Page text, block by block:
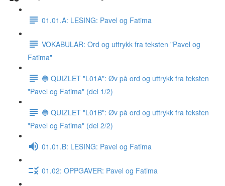
01.01.A: LESING: Pavel og Fatima
VOKABULAR: Ord og uttrykk fra teksten "Pavel og
Fatima"
🔵 QUIZLET "L01A": Øv på ord og uttrykk fra teksten
"Pavel og Fatima" (del 1/2)
🔵 QUIZLET "L01B": Øv på ord og uttrykk fra teksten
"Pavel og Fatima" (del 2/2)
01.01.B: LESING: Pavel og Fatima
01.02: OPPGAVER: Pavel og Fatima